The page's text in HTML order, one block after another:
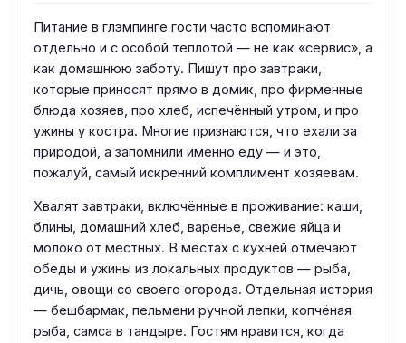
Питание в глэмпинге гости часто вспоминают
отдельно и с особой теплотой — не как «сервис», а
как домашнюю заботу. Пишут про завтраки,
которые приносят прямо в домик, про фирменные
блюда хозяев, про хлеб, испечённый утром, и про
ужины у костра. Многие признаются, что ехали за
природой, а запомнили именно еду — и это,
пожалуй, самый искренний комплимент хозяевам.
Хвалят завтраки, включённые в проживание: каши,
блины, домашний хлеб, варенье, свежие яйца и
молоко от местных. В местах с кухней отмечают
обеды и ужины из локальных продуктов — рыба,
дичь, овощи со своего огорода. Отдельная история
— бешбармак, пельмени ручной лепки, копчёная
рыба, самса в тандыре. Гостям нравится, когда